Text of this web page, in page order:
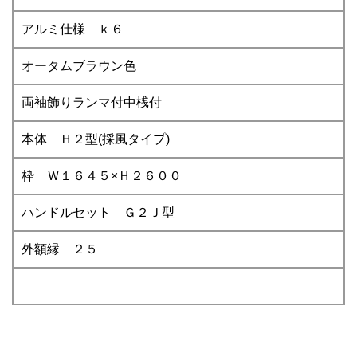
アルミ仕様 ｋ６
オータムブラウン色
両袖飾りランマ付中桟付
本体 Ｈ２型(採風タイプ)
枠 Ｗ１６４５×Ｈ２６００
ハンドルセット Ｇ２Ｊ型
外額縁 ２５